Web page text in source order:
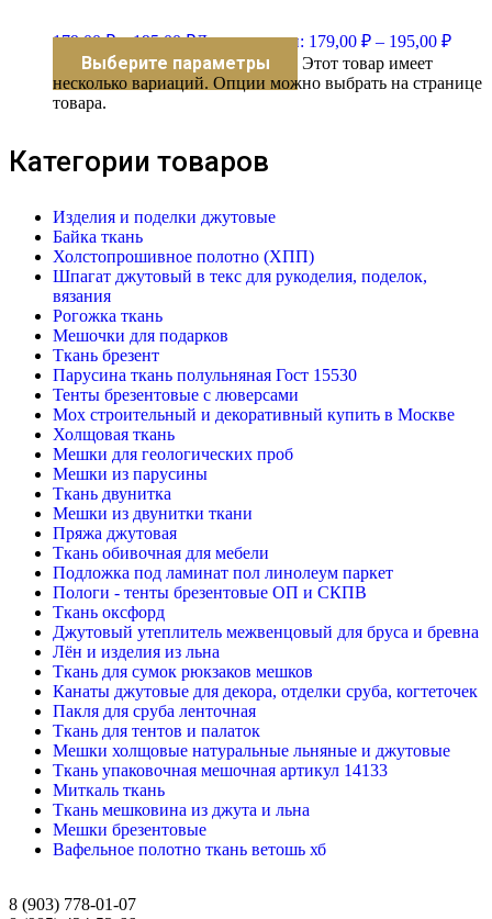
179,00₽ – 195,00₽Диапазон цен: 179,00 ₽ – 195,00 ₽
Выберите параметры
Этот товар имеет
несколько вариаций. Опции можно выбрать на странице
товара.
Категории товаров
Изделия и поделки джутовые
Байка ткань
Холстопрошивное полотно (ХПП)
Шпагат джутовый в текс для рукоделия, поделок,
вязания
Рогожка ткань
Мешочки для подарков
Ткань брезент
Парусина ткань полульняная Гост 15530
Тенты брезентовые с люверсами
Мох строительный и декоративный купить в Москве
Холщовая ткань
Мешки для геологических проб
Мешки из парусины
Ткань двунитка
Мешки из двунитки ткани
Пряжа джутовая
Ткань обивочная для мебели
Подложка под ламинат пол линолеум паркет
Пологи - тенты брезентовые ОП и СКПВ
Ткань оксфорд
Джутовый утеплитель межвенцовый для бруса и бревна
Лён и изделия из льна
Ткань для сумок рюкзаков мешков
Канаты джутовые для декора, отделки сруба, когтеточек
Пакля для сруба ленточная
Ткань для тентов и палаток
Мешки холщовые натуральные льняные и джутовые
Ткань упаковочная мешочная артикул 14133
Миткаль ткань
Ткань мешковина из джута и льна
Мешки брезентовые
Вафельное полотно ткань ветошь хб
8 (903) 778-01-07